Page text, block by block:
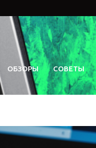
ОБЗОРЫ СОВЕТЫ